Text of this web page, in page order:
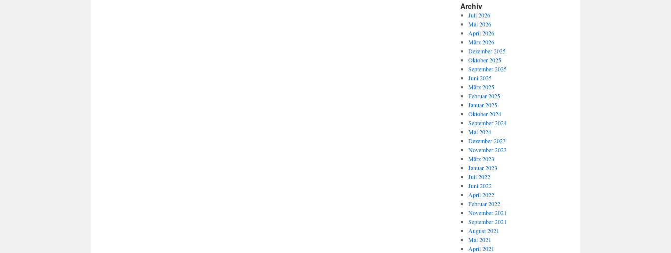
Archiv
Juli 2026
Mai 2026
April 2026
März 2026
Dezember 2025
Oktober 2025
September 2025
Juni 2025
März 2025
Februar 2025
Januar 2025
Oktober 2024
September 2024
Mai 2024
Dezember 2023
November 2023
März 2023
Januar 2023
Juli 2022
Juni 2022
April 2022
Februar 2022
November 2021
September 2021
August 2021
Mai 2021
April 2021